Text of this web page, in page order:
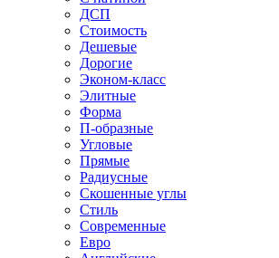
ДСП
Стоимость
Дешевые
Дорогие
Эконом-класс
Элитные
Форма
П-образные
Угловые
Прямые
Радиусные
Скошенные углы
Стиль
Современные
Евро